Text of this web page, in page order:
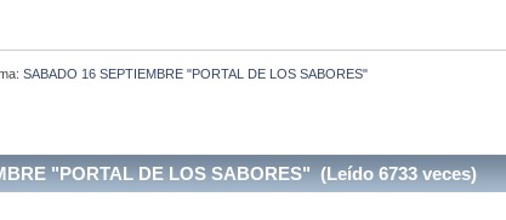
SABADO 16 SEPTIEMBRE "PORTAL DE LOS SABORES"
"PORTAL DE LOS SABORES" (Leído 6733 veces)